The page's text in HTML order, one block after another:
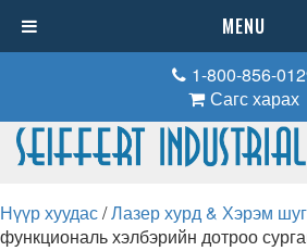
1-800-856-
Сагс харах
Нүүр хуудас/Лазер хурд & Хэрэм
функциональ хэлбэрийн дотроо
MENU